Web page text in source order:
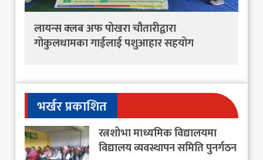
लायन्स क्लब अफ पोखरा चौतारीद्वारा
गोकुलधामका गाईलाई पशुआहार सहयोग
भर्खर प्रकाशित
रत्नशोभा माध्यमिक विद्यालयमा
विद्यालय व्यवस्थापन समिति पुनर्गठन